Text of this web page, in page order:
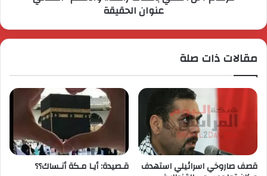
عنوان الحقيقة
مقالات ذات صلة
قصف صاروخي اسرائيلي استهدف قـصيدة: أيـا مـكة أنـساك؟؟